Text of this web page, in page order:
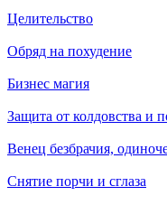
Целительство
Обряд на похудение
Бизнес магия
Защита от колдовства и
Венец безбрачия,
Снятие порчи и сглаза